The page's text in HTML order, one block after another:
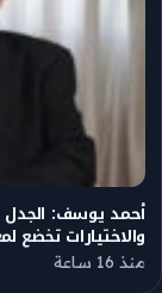
أحمد يوسف: الجدل
والاختيارات تخضع
منذ 16 ساعة